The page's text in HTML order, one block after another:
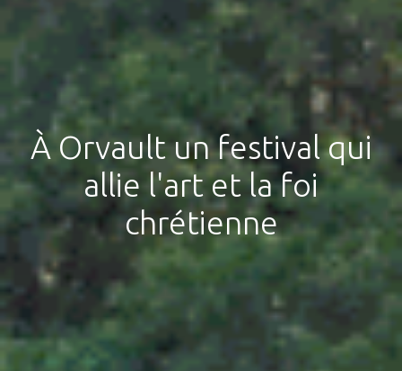
À Orvault un festival qui
allie l'art et la foi
chrétienne